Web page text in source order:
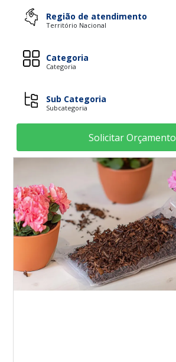
Região de atendimento
Território Nacional
Categoria
Categoria
Sub Categoria
Subcategoria
Solicitar Orçamento